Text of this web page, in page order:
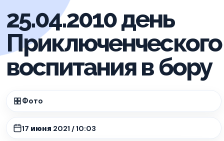
25.04.2010 день
Приключенческого
воспитания в бору
Фото
17 июня 2021 / 10:03